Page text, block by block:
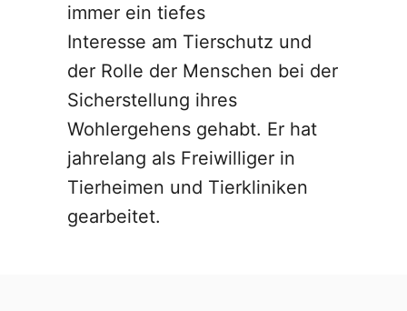
immer ein tiefes
Interesse am Tierschutz und
der Rolle der Menschen bei der
Sicherstellung ihres
Wohlergehens gehabt. Er hat
jahrelang als Freiwilliger in
Tierheimen und Tierkliniken
gearbeitet.